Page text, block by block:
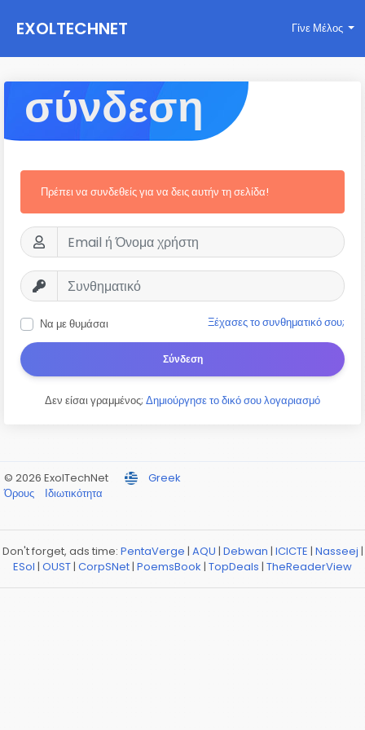
EXOLTECHNET Γίνε Μέλος
σύνδεση
Πρέπει να συνδεθείς για να δεις αυτήν τη σελίδα!
Να με θυμάσαι Ξέχασες το συνθηματικό σου;
Σύνδεση
Δεν είσαι γραμμένος; Δημιούργησε το δικό σου λογαριασμό
© 2026 ExolTechNet
Greek
Όρους
Ιδιωτικότητα
Don't forget, ads time: PentaVerge | AQU | Debwan | ICICTE | Nasseej |
ESol | OUST| CorpSNet| PoemsBook | TopDeals | TheReaderView